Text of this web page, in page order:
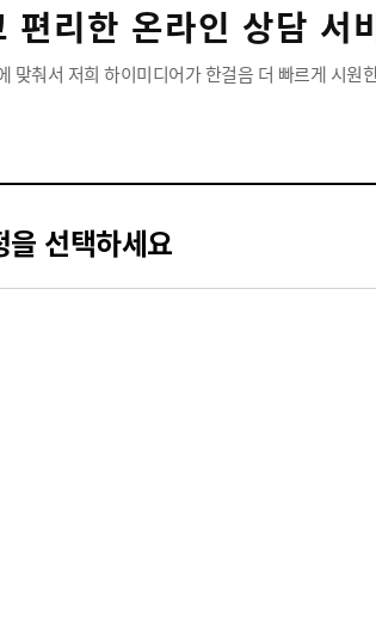
편리한 온라인 상담 서
맞춰서 저희 하이미디어가 한걸음 더 빠르게 시원
을 선택하세요